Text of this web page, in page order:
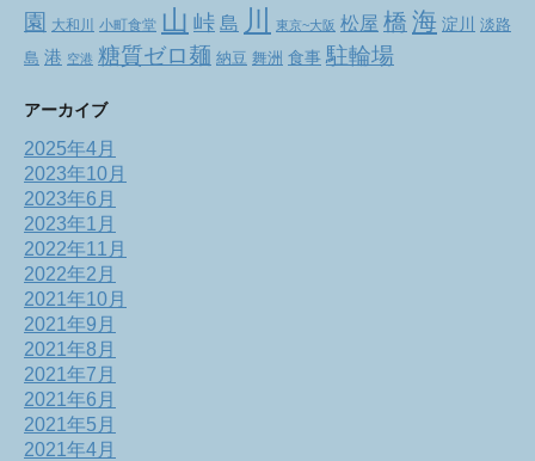
園
大和川 小町食堂 山 峠 島 川 東京~大阪 松屋 橋 海 淀川
淡路
島 港 空港 糖質ゼロ麺 納豆 舞洲 食事 駐輪場
アーカイブ
2025年4月
2023年10月
2023年6月
2023年1月
2022年11月
2022年2月
2021年10月
2021年9月
2021年8月
2021年7月
2021年6月
2021年5月
2021年4月